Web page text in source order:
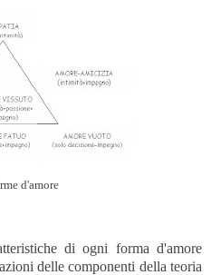
d'amore
di ogni forma d'amore
delle componenti della teoria